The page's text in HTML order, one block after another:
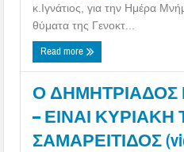
κ.Ιγνάτιος, για την Ημέρα
θύματα της Γενοκτ...
Read more
Ο ΔΗΜΗΤΡΙΑΔΟΣ
– ΕΙΝΑΙ ΚΥΡΙΑΚΗ
ΣΑΜΑΡΕΙΤΙΔΟΣ